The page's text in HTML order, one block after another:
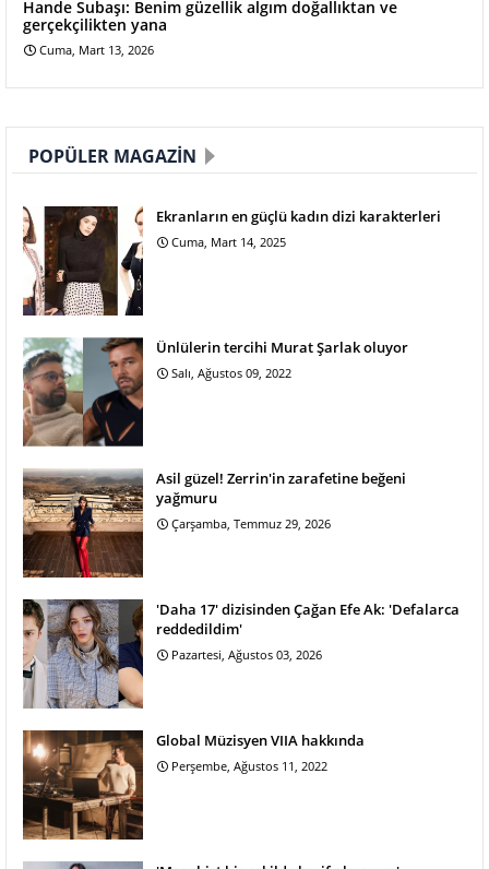
Hande Subaşı: Benim güzellik algım doğallıktan ve
gerçekçilikten yana
Cuma, Mart 13, 2026
POPÜLER MAGAZIN
Ekranların en güçlü kadın dizi karakterleri
Cuma, Mart 14, 2025
Ünlülerin tercihi Murat Şarlak oluyor
Salı, Ağustos 09, 2022
Asil güzel! Zerrin'in zarafetine beğeni
yağmuru
Çarşamba, Temmuz 29, 2026
'Daha 17' dizisinden Çağan Efe Ak: 'Defalarca
reddedildim'
Pazartesi, Ağustos 03, 2026
Global Müzisyen VIIA hakkında
Perşembe, Ağustos 11, 2022